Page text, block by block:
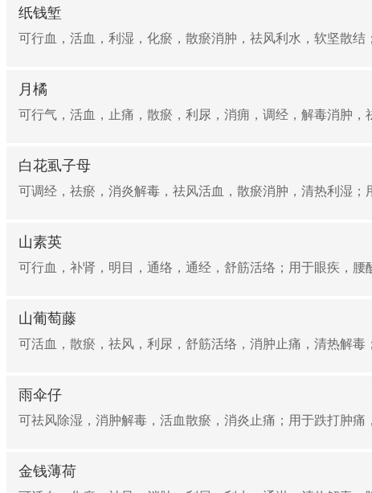
纸钱堑
可行血，活血，利湿，化瘀，散瘀消肿，祛风利水，软坚散
月橘
可行气，活血，止痛，散瘀，利尿，消痈，调经，解毒消肿
白花虱子母
可调经，祛瘀，消炎解毒，祛风活血，散瘀消肿，清热利湿
山素英
可行血，补肾，明目，通络，通经，舒筋活络；用于眼疾，
山葡萄藤
可活血，散瘀，祛风，利尿，舒筋活络，消肿止痛，清热解
雨伞仔
可祛风除湿，消肿解毒，活血散瘀，消炎止痛；用于跌打肿
金钱薄荷